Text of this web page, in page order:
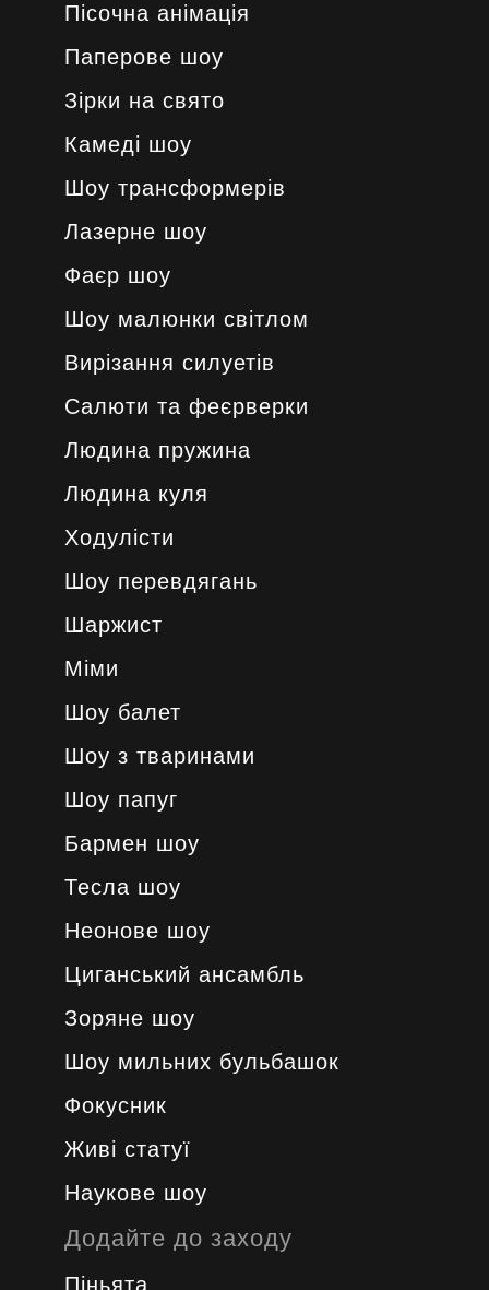
Пісочна анімація
Паперове шоу
Зірки на свято
Камеді шоу
Шоу трансформерів
Лазерне шоу
Фаєр шоу
Шоу малюнки світлом
Вирізання силуетів
Салюти та феєрверки
Людина пружина
Людина куля
Ходулісти
Шоу перевдягань
Шаржист
Міми
Шоу балет
Шоу з тваринами
Шоу папуг
Бармен шоу
Тесла шоу
Неонове шоу
Циганський ансамбль
Зоряне шоу
Шоу мильних бульбашок
Фокусник
Живі статуї
Наукове шоу
Додайте до заходу
Піньята